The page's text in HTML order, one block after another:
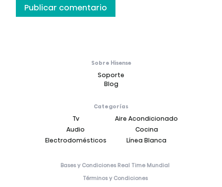
Sobre Hisense
Soporte
Blog
Categorías
Tv
Aire Acondicionado
Audio
Cocina
Electrodomésticos
Línea Blanca
Bases y Condiciones Real Time Mundial
Términos y Condiciones